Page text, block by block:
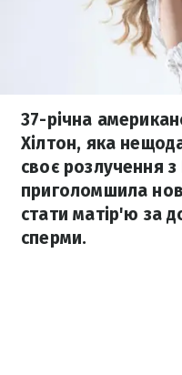
37-річна
Хілтон, яка
своє розлучення
приголомшила
стати матір'ю за
сперми.